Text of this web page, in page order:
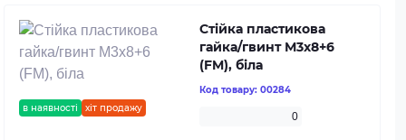
в наявності хіт продажу
Стійка пластикова
гайка/гвинт М3х8+6
(FM), біла
Код товару: 00284
0